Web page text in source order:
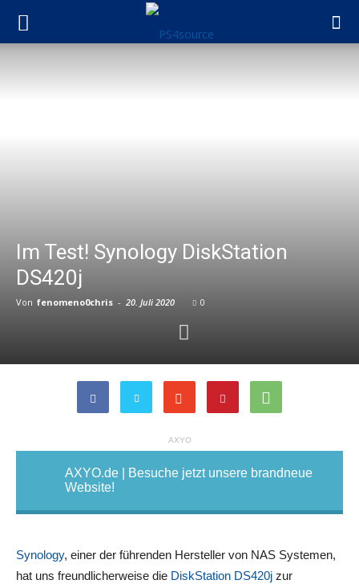
Im Test! Synology DiskStation
DS420j
Von fenomeno0chris - 20. Juli 2020 0
AXYO
AXYO.de | Besuche jetzt unsere brandneue
Website!
Synology, einer der führenden Hersteller von NAS Systemen,
hat uns freundlicherweise die DiskStation DS420j zur